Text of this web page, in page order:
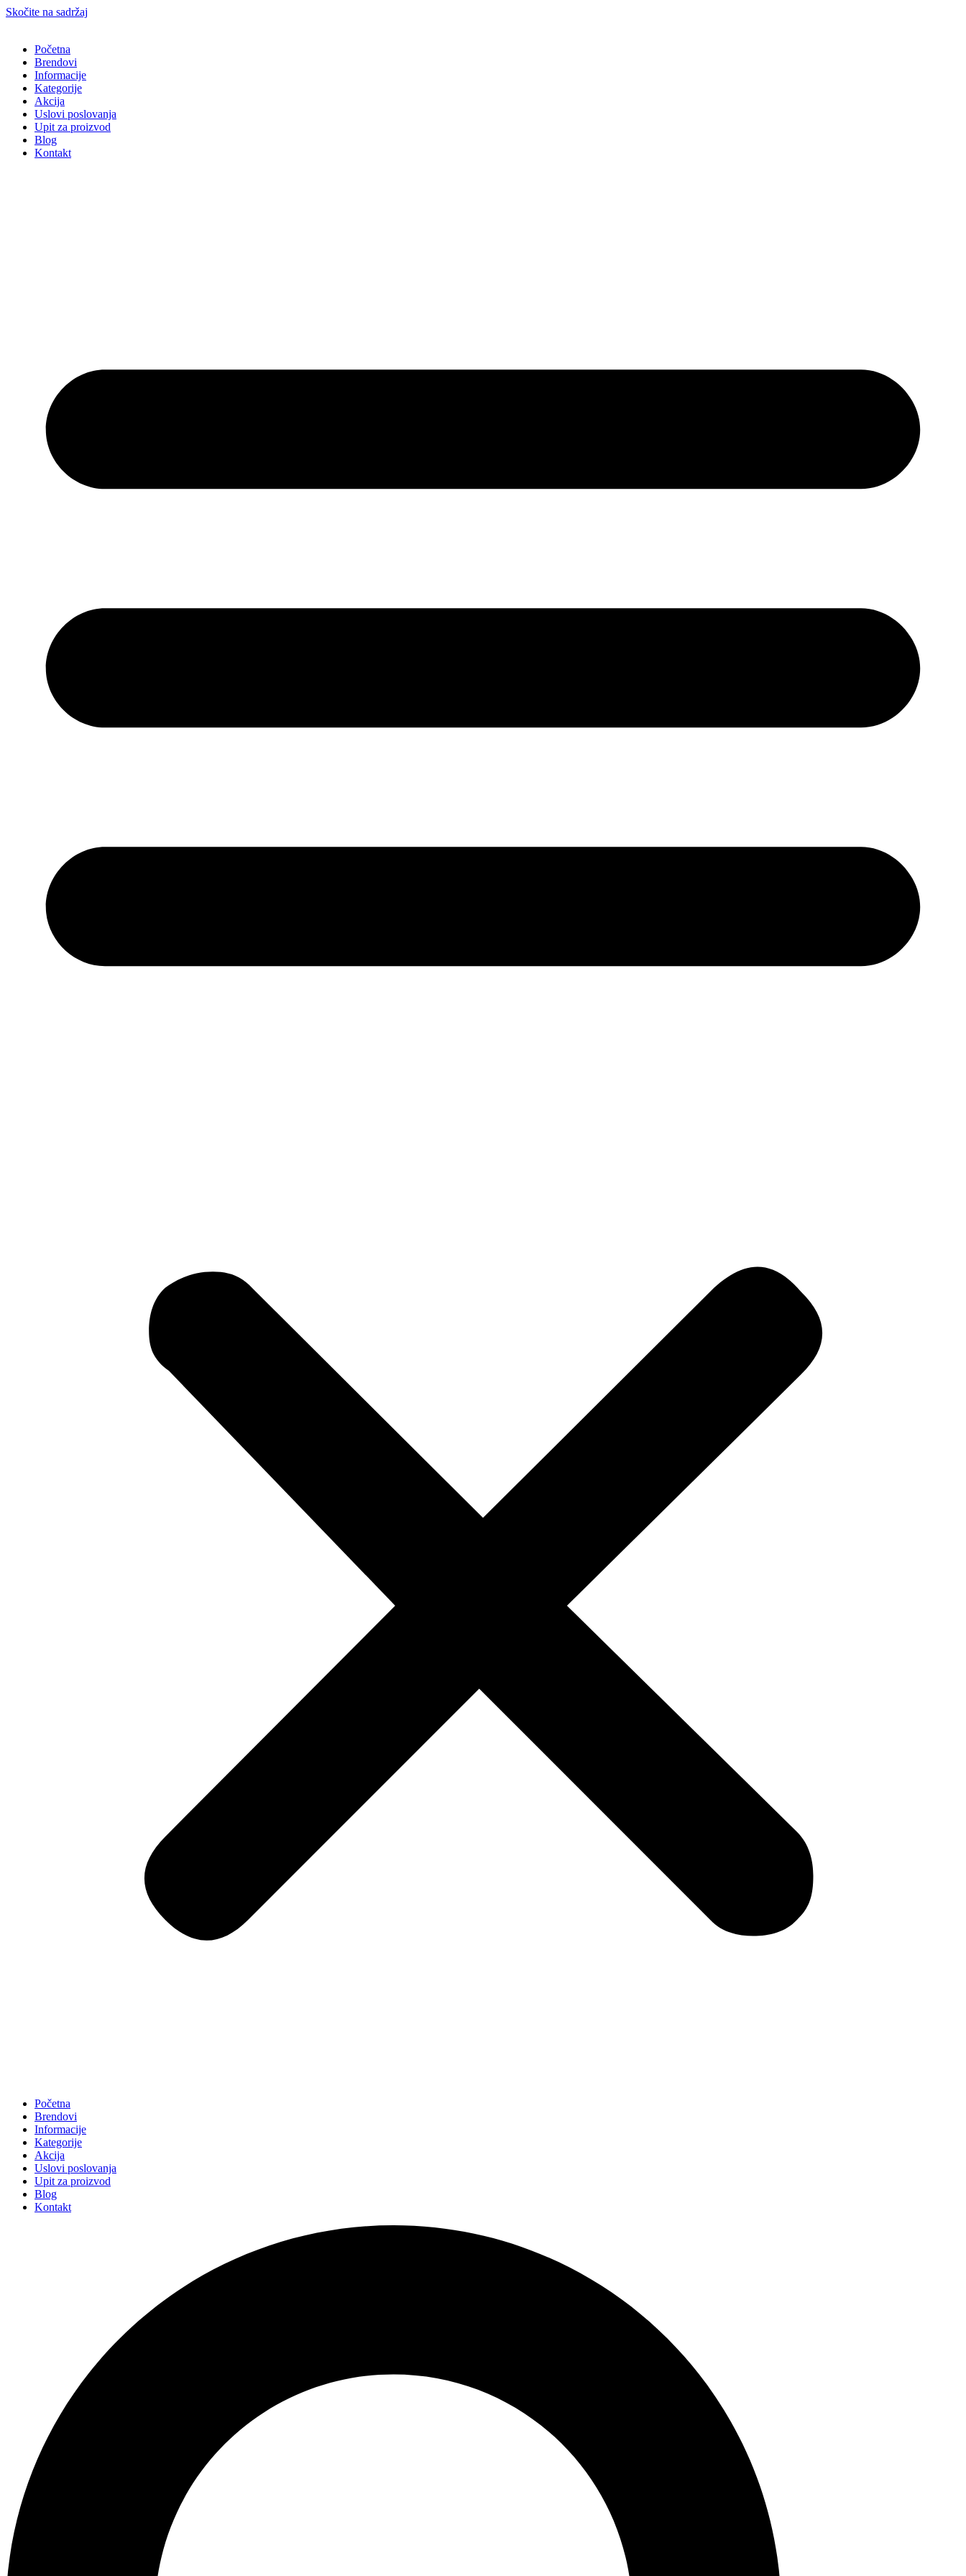
Skočite na sadržaj
Početna
Brendovi
Informacije
Kategorije
Akcija
Uslovi poslovanja
Upit za proizvod
Blog
Kontakt
Početna
Brendovi
Informacije
Kategorije
Akcija
Uslovi poslovanja
Upit za proizvod
Blog
Kontakt